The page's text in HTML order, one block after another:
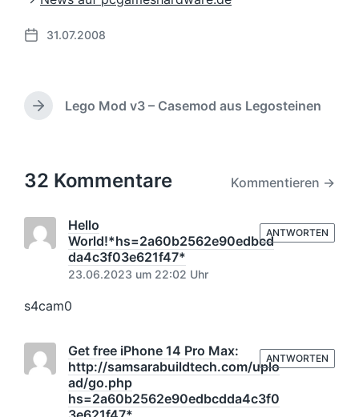
B
r
d
m
31.07.2008
N
s
t
r
B
r
:
Lego Mod v3 – Casemod aus Legosteinen
32 Kommentare Kommentieren →
Hello
World!*hs=2a60b2562e90edbcd
da4c3f03e621f47*
23.06.2023 um 22:02 Uhr
s4cam0
ANTWORTEN
Get free iPhone 14 Pro Max:
http://samsarabuildtech.com/uplo
ad/go.php
hs=2a60b2562e90edbcdda4c3f0
ANTWORTEN